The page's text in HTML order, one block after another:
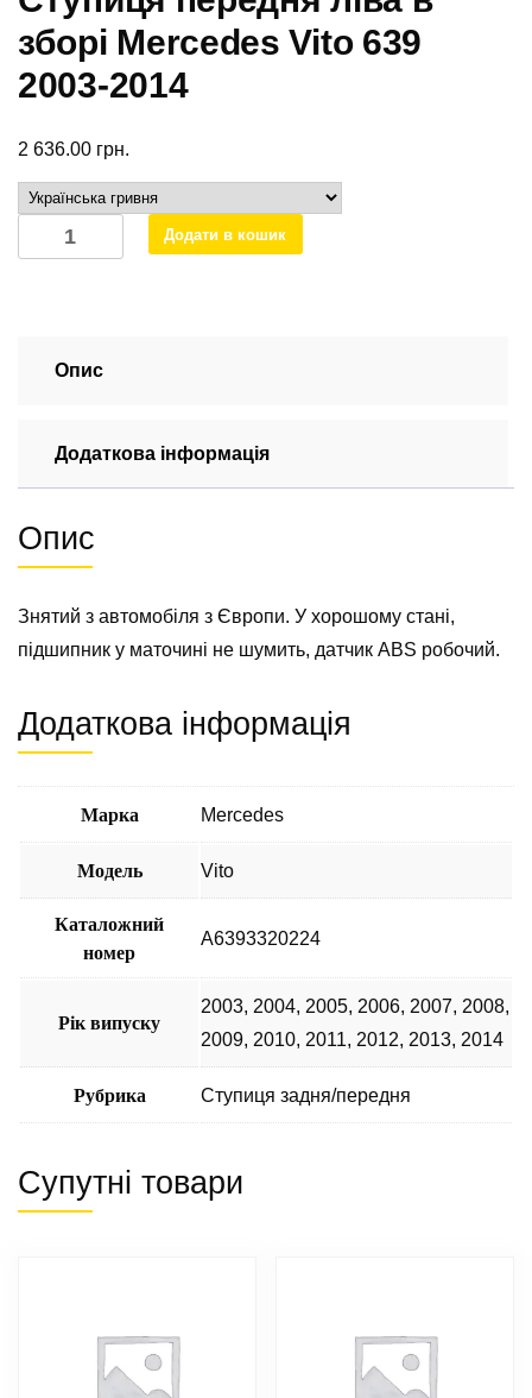
зборі Mercedes Vito 639
2003-2014
2 636.00 грн.
Ступиця
передня
Mercedes
2003-
2014
Додати в кошик
Опис
Додаткова інформація
Опис
Знятий з автомобіля з Європи. У хорошому стані,
підшипник у маточині не шумить, датчик ABS робочий.
Додаткова інформація
Марка Mercedes
Модель Vito
Каталожний
номер
A6393320224
Рік випуску
2003, 2004, 2005, 2006, 2007, 2008,
2009, 2010, 2011, 2012, 2013, 2014
Рубрика Ступиця задня/передня
Супутні товари